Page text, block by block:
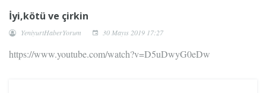
İyi,kötü ve çirkin
YeniyurtHaberYorum 30 Mayıs 2019 17:27
https://www.youtube.com/watch?v=D5uDwyG0eDw